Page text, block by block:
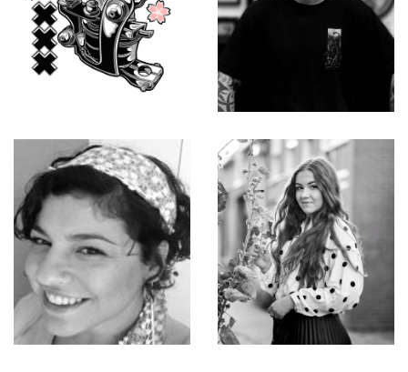
Marigold
Gast-artiesten Edgard